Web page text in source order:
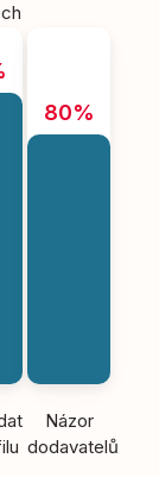
80%
Názor
dodavatelů